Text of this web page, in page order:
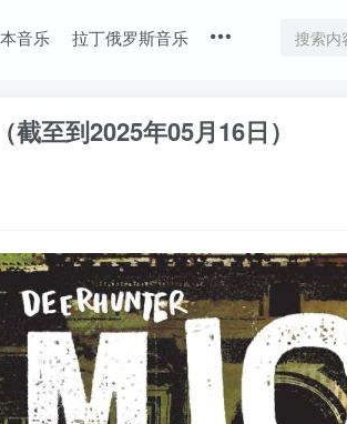
音乐 拉丁俄罗斯音乐
至到2025年05月16日）